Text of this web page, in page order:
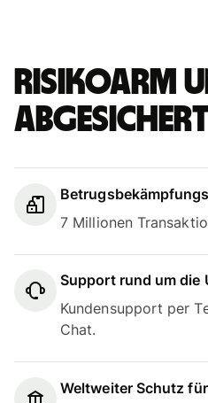
Risikoarm
7 Millionen
Support rund um die
Kundensupport per
Chat.
Weltweiter Schutz